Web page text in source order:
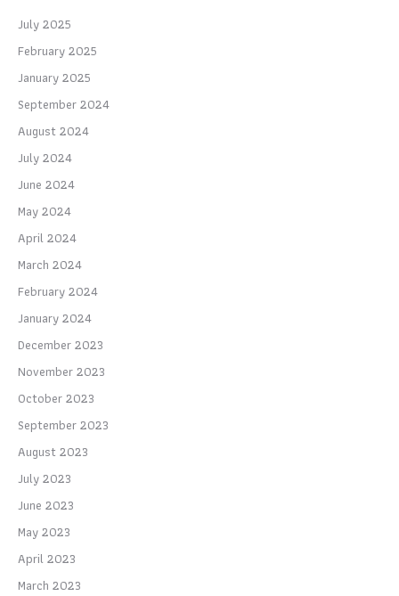
July 2025
February 2025
January 2025
September 2024
August 2024
July 2024
June 2024
May 2024
April 2024
March 2024
February 2024
January 2024
December 2023
November 2023
October 2023
September 2023
August 2023
July 2023
June 2023
May 2023
April 2023
March 2023